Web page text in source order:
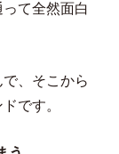
て全然面白
、そこから
です。